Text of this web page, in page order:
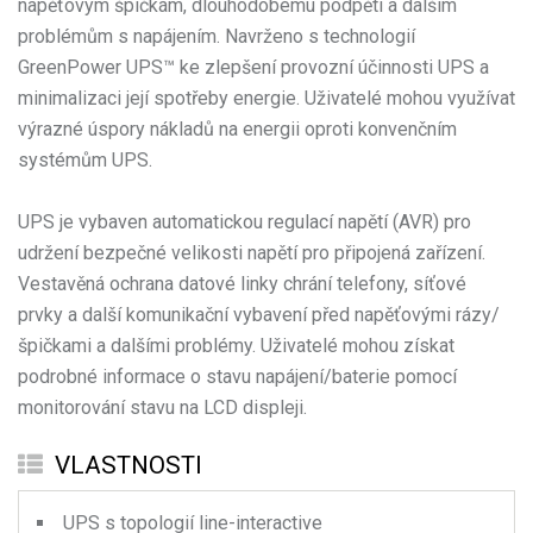
napěťovým špičkám, dlouhodobému podpětí a dalším
problémům s napájením. Navrženo s technologií
GreenPower UPS™ ke zlepšení provozní účinnosti UPS a
minimalizaci její spotřeby energie. Uživatelé mohou využívat
výrazné úspory nákladů na energii oproti konvenčním
systémům UPS.
UPS je vybaven automatickou regulací napětí (AVR) pro
udržení bezpečné velikosti napětí pro připojená zařízení.
Vestavěná ochrana datové linky chrání telefony, síťové
prvky a další komunikační vybavení před napěťovými rázy/
špičkami a dalšími problémy. Uživatelé mohou získat
podrobné informace o stavu napájení/baterie pomocí
monitorování stavu na LCD displeji.
VLASTNOSTI
UPS s topologií line-interactive